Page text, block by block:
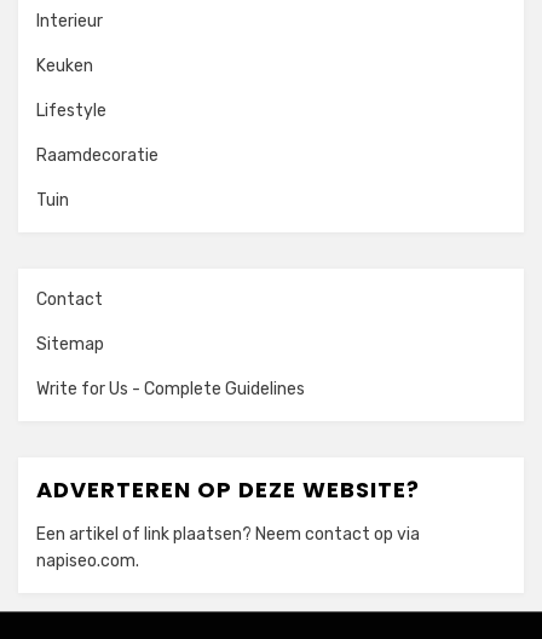
Interieur
Keuken
Lifestyle
Raamdecoratie
Tuin
Contact
Sitemap
Write for Us - Complete Guidelines
ADVERTEREN OP DEZE WEBSITE?
Een artikel of link plaatsen? Neem contact op via
napiseo.com.